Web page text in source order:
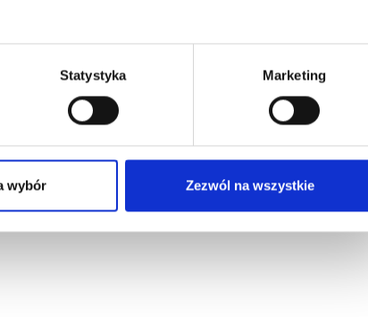
Statystyka Marketing
wybór Zezwól na wszystkie